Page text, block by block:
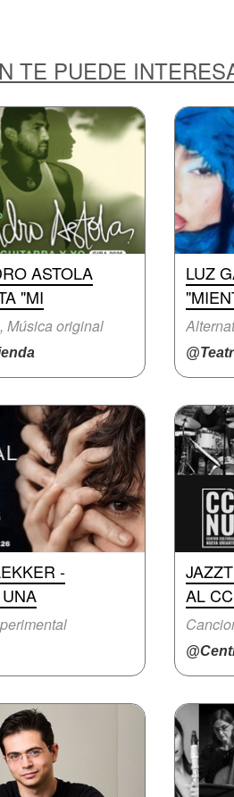
TE PUEDE
ASTOLA
"MI
Música original
LUZ
-
AL